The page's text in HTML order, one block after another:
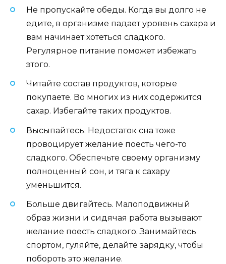
Не пропускайте обеды. Когда вы долго не
едите, в организме падает уровень сахара и
вам начинает хотеться сладкого.
Регулярное питание поможет избежать
этого.
Читайте состав продуктов, которые
покупаете. Во многих из них содержится
сахар. Избегайте таких продуктов.
Высыпайтесь. Недостаток сна тоже
провоцирует желание поесть чего-то
сладкого. Обеспечьте своему организму
полноценный сон, и тяга к сахару
уменьшится.
Больше двигайтесь. Малоподвижный
образ жизни и сидячая работа вызывают
желание поесть сладкого. Занимайтесь
спортом, гуляйте, делайте зарядку, чтобы
побороть это желание.